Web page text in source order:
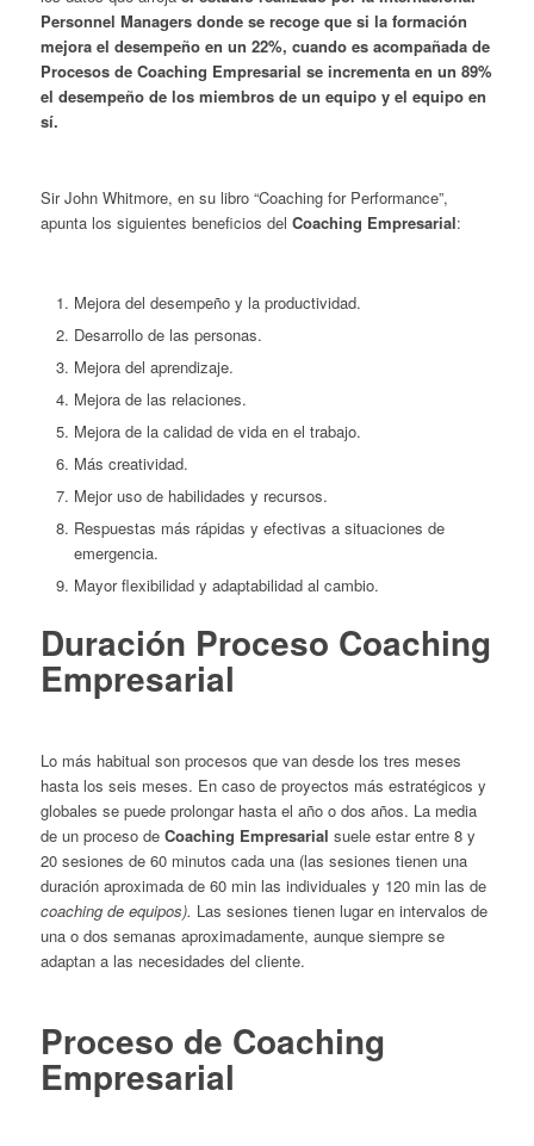
Personnel Managers donde se recoge que si la formación
mejora el desempeño en un 22%, cuando es acompañada de
Procesos de Coaching Empresarial se incrementa en un 89%
el desempeño de los miembros de un equipo y el equipo en
sí.
Sir John Whitmore, en su libro “Coaching for Performance”,
apunta los siguientes beneficios del Coaching Empresarial:
Mejora del desempeño y la productividad.
Desarrollo de las personas.
Mejora del aprendizaje.
Mejora de las relaciones.
Mejora de la calidad de vida en el trabajo.
Más creatividad.
Mejor uso de habilidades y recursos.
Respuestas más rápidas y efectivas a situaciones de
emergencia.
Mayor flexibilidad y adaptabilidad al cambio.
Duración Proceso Coaching
Empresarial
Lo más habitual son procesos que van desde los tres meses
hasta los seis meses. En caso de proyectos más estratégicos y
globales se puede prolongar hasta el año o dos años. La media
de un proceso de Coaching Empresarial suele estar entre 8 y
20 sesiones de 60 minutos cada una (las sesiones tienen una
duración aproximada de 60 min las individuales y 120 min las de
coaching de equipos). Las sesiones tienen lugar en intervalos de
una o dos semanas aproximadamente, aunque siempre se
adaptan a las necesidades del cliente.
Proceso de Coaching
Empresarial